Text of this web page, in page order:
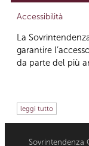
Accessibilità
La
garantire
da parte del più
leggi tutto
Sovrintendenza